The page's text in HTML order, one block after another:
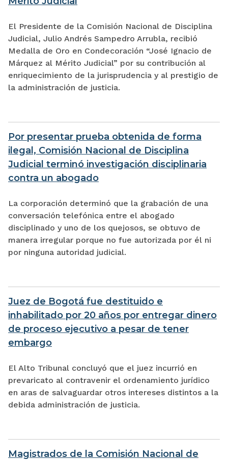
El Presidente de la Comisión Nacional de Disciplina
Judicial, Julio Andrés Sampedro Arrubla, recibió
Medalla de Oro en Condecoración “José Ignacio de
Márquez al Mérito Judicial” por su contribución al
enriquecimiento de la jurisprudencia y al prestigio de
la administración de justicia.
Por presentar prueba obtenida de forma
ilegal, Comisión Nacional de Disciplina
Judicial terminó investigación disciplinaria
contra un abogado
La corporación determinó que la grabación de una
conversación telefónica entre el abogado
disciplinado y uno de los quejosos, se obtuvo de
manera irregular porque no fue autorizada por él ni
por ninguna autoridad judicial.
Juez de Bogotá fue destituido e
inhabilitado por 20 años por entregar dinero
de proceso ejecutivo a pesar de tener
embargo
El Alto Tribunal concluyó que el juez incurrió en
prevaricato al contravenir el ordenamiento jurídico
en aras de salvaguardar otros intereses distintos a la
debida administración de justicia.
Magistrados de la Comisión Nacional de